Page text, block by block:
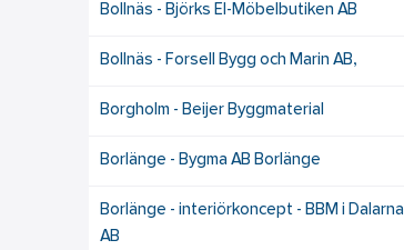
Bollnäs - Björks El-Möbelbutiken AB
Bollnäs - Forsell Bygg och Marin AB,
Borgholm - Beijer Byggmaterial
Borlänge - Bygma AB Borlänge
Borlänge - interiörkoncept - BBM i Dalarna
AB